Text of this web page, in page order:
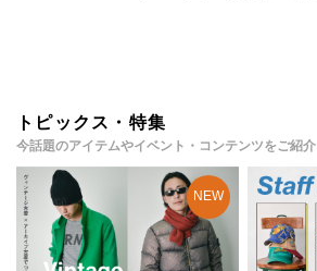
トピックス・特集
今話題のアイテムやイベント・コンテンツをご紹介